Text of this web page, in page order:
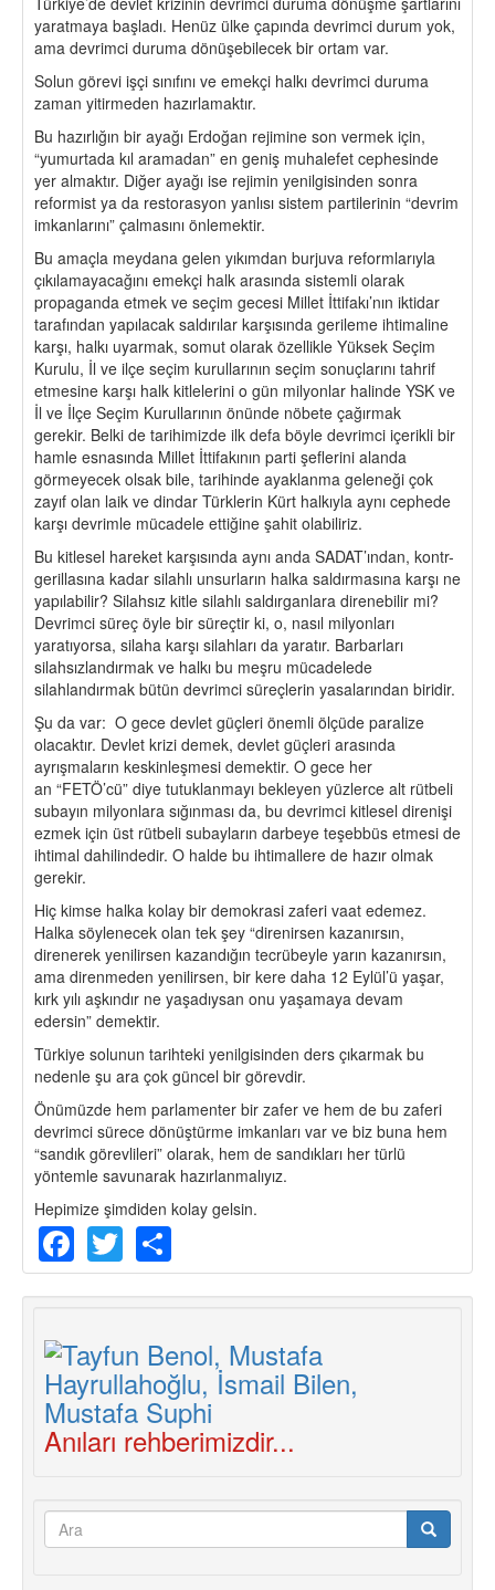
yaratmaya başladı. Henüz ülke çapında devrimci durum yok,
ama devrimci duruma dönüşebilecek bir ortam var.
Solun görevi işçi sınıfını ve emekçi halkı devrimci duruma
zaman yitirmeden hazırlamaktır.
Bu hazırlığın bir ayağı Erdoğan rejimine son vermek için,
“yumurtada kıl aramadan” en geniş muhalefet cephesinde
yer almaktır. Diğer ayağı ise rejimin yenilgisinden sonra
reformist ya da restorasyon yanlısı sistem partilerinin “devrim
imkanlarını” çalmasını önlemektir.
Bu amaçla meydana gelen yıkımdan burjuva reformlarıyla
çıkılamayacağını emekçi halk arasında sistemli olarak
propaganda etmek ve seçim gecesi Millet İttifakı’nın iktidar
tarafından yapılacak saldırılar karşısında gerileme ihtimaline
karşı, halkı uyarmak, somut olarak özellikle Yüksek Seçim
Kurulu, İl ve ilçe seçim kurullarının seçim sonuçlarını tahrif
etmesine karşı halk kitlelerini o gün milyonlar halinde YSK ve
İl ve İlçe Seçim Kurullarının önünde nöbete çağırmak
gerekir. Belki de tarihimizde ilk defa böyle devrimci içerikli bir
hamle esnasında Millet İttifakının parti şeflerini alanda
görmeyecek olsak bile, tarihinde ayaklanma geleneği çok
zayıf olan laik ve dindar Türklerin Kürt halkıyla aynı cephede
karşı devrimle mücadele ettiğine şahit olabiliriz.
Bu kitlesel hareket karşısında aynı anda SADAT’ından, kontr-
gerillasına kadar silahlı unsurların halka saldırmasına karşı ne
yapılabilir? Silahsız kitle silahlı saldırganlara direnebilir mi?
Devrimci süreç öyle bir süreçtir ki, o, nasıl milyonları
yaratıyorsa, silaha karşı silahları da yaratır. Barbarları
silahsızlandırmak ve halkı bu meşru mücadelede
silahlandırmak bütün devrimci süreçlerin yasalarından biridir.
Şu da var: O gece devlet güçleri önemli ölçüde paralize
olacaktır. Devlet krizi demek, devlet güçleri arasında
ayrışmaların keskinleşmesi demektir. O gece her
an “FETÖ’cü” diye tutuklanmayı bekleyen yüzlerce alt rütbeli
subayın milyonlara sığınması da, bu devrimci kitlesel direnişi
ezmek için üst rütbeli subayların darbeye teşebbüs etmesi de
ihtimal dahilindedir. O halde bu ihtimallere de hazır olmak
gerekir.
Hiç kimse halka kolay bir demokrasi zaferi vaat edemez.
Halka söylenecek olan tek şey “direnirsen kazanırsın,
direnerek yenilirsen kazandığın tecrübeyle yarın kazanırsın,
ama direnmeden yenilirsen, bir kere daha 12 Eylül’ü yaşar,
kırk yılı aşkındır ne yaşadıysan onu yaşamaya devam
edersin” demektir.
Türkiye solunun tarihteki yenilgisinden ders çıkarmak bu
nedenle şu ara çok güncel bir görevdir.
Önümüzde hem parlamenter bir zafer ve hem de bu zaferi
devrimci sürece dönüştürme imkanları var ve biz buna hem
“sandık görevlileri” olarak, hem de sandıkları her türlü
yöntemle savunarak hazırlanmalıyız.
Hepimize şimdiden kolay gelsin.
Facebook
Twitter
Anıları rehberimizdir...
Arama
formu